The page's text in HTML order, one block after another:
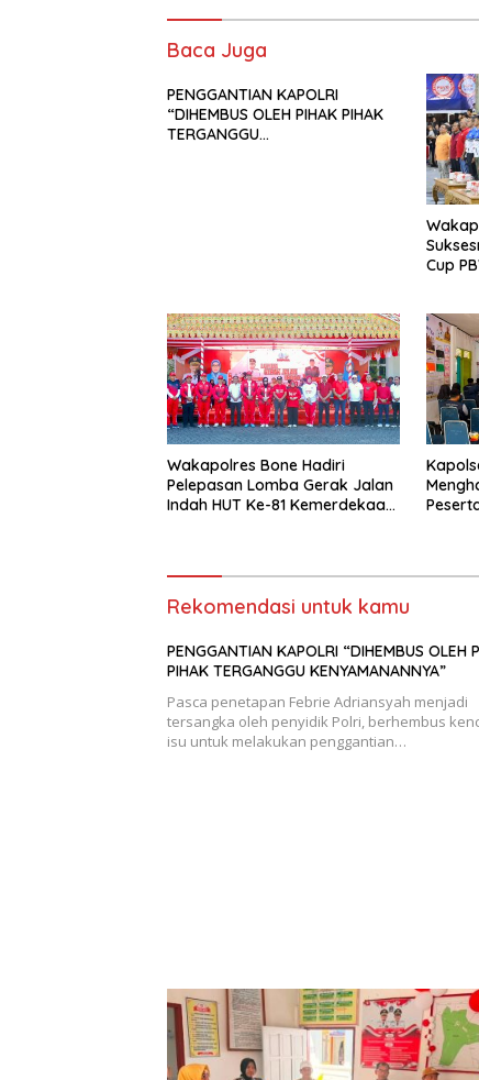
Baca Juga
PENGGANTIAN KAPOLRI
“DIHEMBUS OLEH PIHAK PIHAK
TERGANGGU
Cup
Wakapolres Bone Hadiri
Pelepasan Lomba Gerak Jalan
Indah HUT Ke-81 Kemerdekaan
Rekomendasi untuk kamu
PENGGANTIAN KAPOLRI “DIHEMBUS OLEH
PIHAK TERGANGGU KENYAMANANNYA”
Pasca penetapan Febrie Adriansyah menjadi
tersangka oleh penyidik Polri, berhembus
isu untuk melakukan penggantian…